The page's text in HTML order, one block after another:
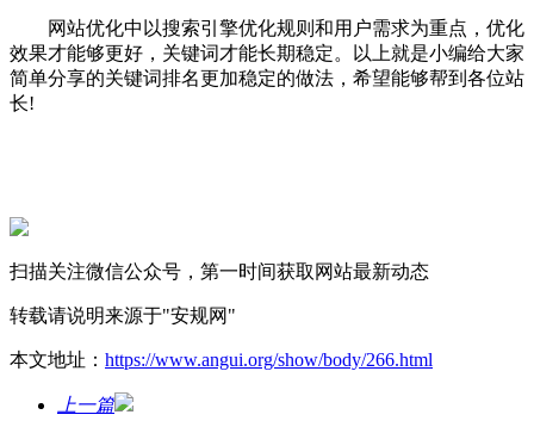
网站优化中以搜索引擎优化规则和用户需求为重点，优化
效果才能够更好，关键词才能长期稳定。以上就是小编给大家
简单分享的关键词排名更加稳定的做法，希望能够帮到各位站
长!
扫描关注微信公众号，第一时间获取网站最新动态
转载请说明来源于"安规网"
本文地址： https://www.angui.org/show/body/266.html
上一篇